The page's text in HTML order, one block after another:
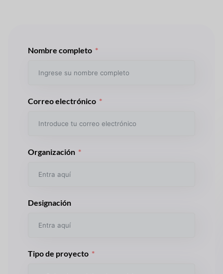
Nombre completo
Correo electrónico
Organización
Designación
Tipo de proyecto